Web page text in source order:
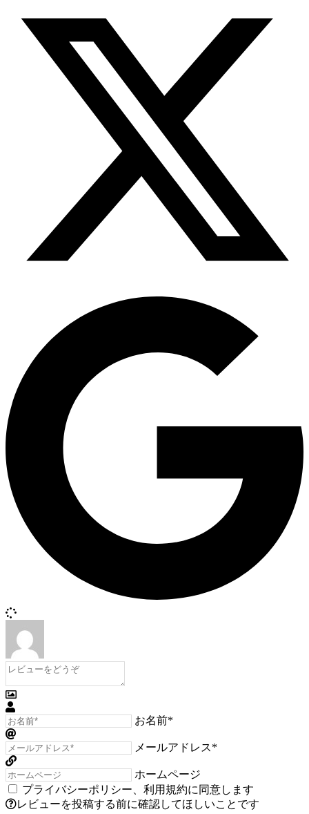
お名前*
メールアドレス*
ホームページ
プライバシーポリシー
利用規約に同意します
レビューを投稿する前に確認してほしいことです